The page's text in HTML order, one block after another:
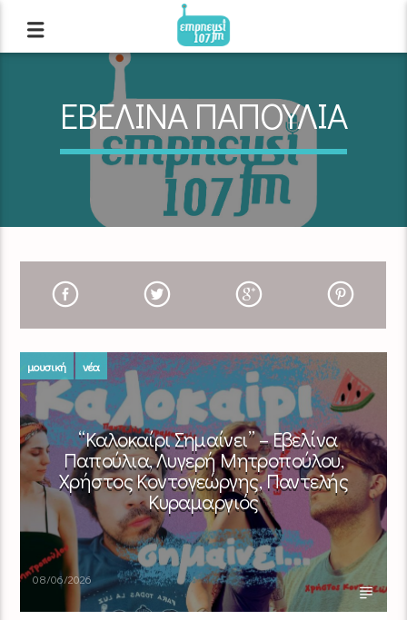
ΕΒΕΛΙΝΑ ΠΑΠΟΥΛΙΑ
μουσική νέα
“Καλοκαίρι Σημαίνει” – Εβελίνα
Παπούλια, Λυγερή Μητροπούλου,
Χρήστος Κοντογεώργης, Παντελής
Κυραμαργιός
08/06/2026